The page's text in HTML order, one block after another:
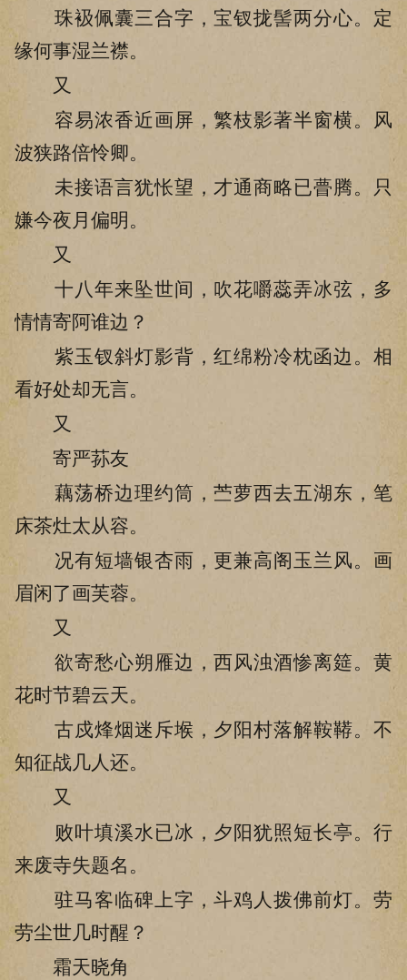
珠衱佩囊三合字，宝钗拢髻两分心。定
缘何事湿兰襟。
又
容易浓香近画屏，繁枝影著半窗横。风
波狭路倍怜卿。
未接语言犹怅望，才通商略已瞢腾。只
嫌今夜月偏明。
又
十八年来坠世间，吹花嚼蕊弄冰弦，多
情情寄阿谁边？
紫玉钗斜灯影背，红绵粉冷枕函边。相
看好处却无言。
又
寄严荪友
藕荡桥边理约筒，苎萝西去五湖东，笔
床茶灶太从容。
况有短墙银杏雨，更兼高阁玉兰风。画
眉闲了画芙蓉。
又
欲寄愁心朔雁边，西风浊酒惨离筵。黄
花时节碧云天。
古戍烽烟迷斥堠，夕阳村落解鞍鞯。不
知征战几人还。
又
败叶填溪水已冰，夕阳犹照短长亭。行
来废寺失题名。
驻马客临碑上字，斗鸡人拨佛前灯。劳
劳尘世几时醒？
霜天晓角